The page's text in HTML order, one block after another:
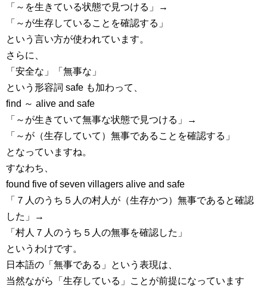
「～を生きている状態で見つける」→
「～が生存していることを確認する」
という言い方が使われています。
さらに、
「安全な」「無事な」
という形容詞 safe も加わって、
find ～ alive and safe
「～が生きていて無事な状態で見つける」→
「～が（生存していて）無事であることを確認する」
となっていますね。
すなわち、
found five of seven villagers alive and safe
「７人のうち５人の村人が（生存かつ）無事であると確認
した」→
「村人７人のうち５人の無事を確認した」
というわけです。
日本語の「無事である」という表現は、
当然ながら「生存している」ことが前提になっています